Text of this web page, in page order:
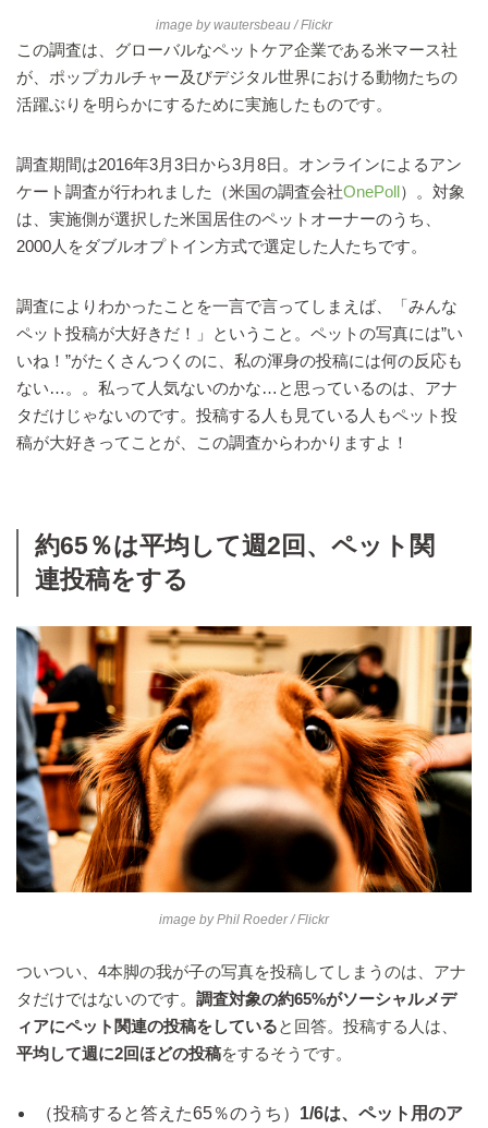
image bywautersbeau / Flickr
この調査は、グローバルなペットケア企業である米マース社
が、ポップカルチャー及びデジタル世界における動物たちの
活躍ぶりを明らかにするために実施したものです。
調査期間は2016年3月3日から3月8日。オンラインによるアン
ケート調査が行われました（米国の調査会社OnePoll）。対象
は、実施側が選択した米国居住のペットオーナーのうち、
2000人をダブルオプトイン方式で選定した人たちです。
調査によりわかったことを一言で言ってしまえば、「みんな
ペット投稿が大好きだ！」ということ。ペットの写真には”い
いね！”がたくさんつくのに、私の渾身の投稿には何の反応も
ない…。。私って人気ないのかな…と思っているのは、アナ
タだけじゃないのです。投稿する人も見ている人もペット投
稿が大好きってことが、この調査からわかりますよ！
約65％は平均して週2回、ペット関
連投稿をする
image byPhil Roeder/ Flickr
ついつい、4本脚の我が子の写真を投稿してしまうのは、アナ
タだけではないのです。 調査対象の約65%がソーシャルメデ
ィアにペット関連の投稿をしていると回答。投稿する人は、
平均して週に2回ほどの投稿をするそうです。
（投稿すると答えた65％のうち） 1/6は、ペット用のア